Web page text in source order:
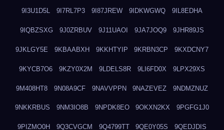
9I3U1D5L 9I7RL7P3 9I87JREW 9IDKWGWQ 9IL8EDHA
9IQBZSXG 9J0ZRBUV 9J11UAOI 9JA7JOQ9 9JHR89JS
9JKLGY5E 9KBAABXH 9KKHTYIP 9KRBN3CP 9KXDCNY7
9KYCB7O6 9KZY0X2M 9LDELS8R 9LI6FD0X 9LPX29XS
9M408HT8 9N08A9CF 9NAVVPPN 9NAZEVEZ 9NDMZNUZ
9NKKRBUS 9NM3IO8B 9NPDK8EO 9OKXN2KX 9PGFG1J0
9PIZMO0H 9Q3CVGCM 9Q4799TT 9QE0Y05S 9QEDJDIS